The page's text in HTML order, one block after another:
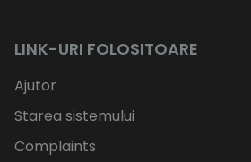
LINK-URI FOLOSITOARE
Ajutor
Starea sistemului
Complaints